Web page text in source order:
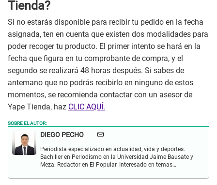
Tienda?
Si no estarás disponible para recibir tu pedido en la fecha
asignada, ten en cuenta que existen dos modalidades para
poder recoger tu producto. El primer intento se hará en la
fecha que figura en tu comprobante de compra, y el
segundo se realizará 48 horas después. Si sabes de
antemano que no podrás recibirlo en ninguno de estos
momentos, se recomienda contactar con un asesor de
Yape Tienda, haz CLIC AQUÍ.
SOBRE EL AUTOR:
DIEGO PECHO
Periodista especializado en actualidad, vida y deportes.
Bachiller en Periodismo en la Universidad Jaime Bausate y
Meza. Redactor en El Popular. Interesado en temas
internacional, trucos caseros y educación.